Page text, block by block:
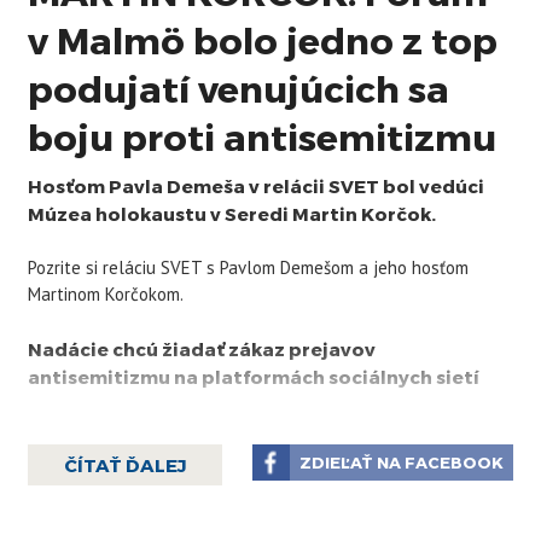
v Malmö bolo jedno z top
podujatí venujúcich sa
boju proti antisemitizmu
Hosťom Pavla Demeša v relácii SVET bol vedúci
Múzea holokaustu v Seredi Martin Korčok.
Pozrite si reláciu SVET s Pavlom Demešom a jeho hosťom
Martinom Korčokom.
Nadácie chcú žiadať zákaz prejavov
antisemitizmu na platformách sociálnych sietí
ľahko dostupný cez sociálne médiá, konštatovali účastníci
medzinárodného fóra, ktoré sa konalo v stredu v
ČÍTAŤ ĎALEJ ZDIEĽAŤ NA FACEBOOK